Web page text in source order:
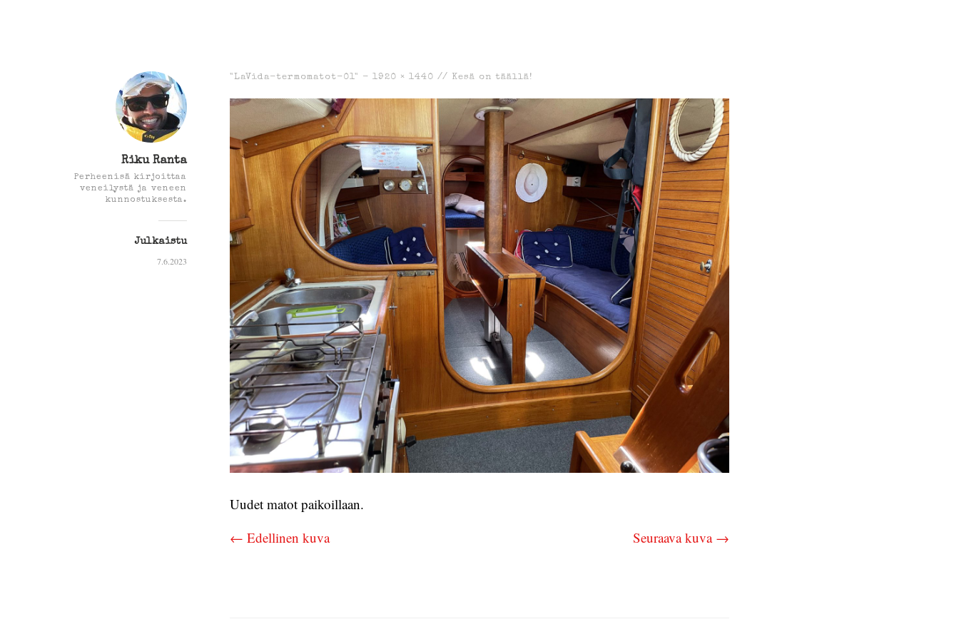
Riku Ranta
Perheenisä kirjoittaa
veneilystä ja veneen
kunnostuksesta.
Julkaistu
7.6.2023
"LaVida-termomatot-01" - 1920 × 1440 // Kesä on täällä!
Uudet matot paikoillaan.
← Edellinen kuva
Seuraava kuva →